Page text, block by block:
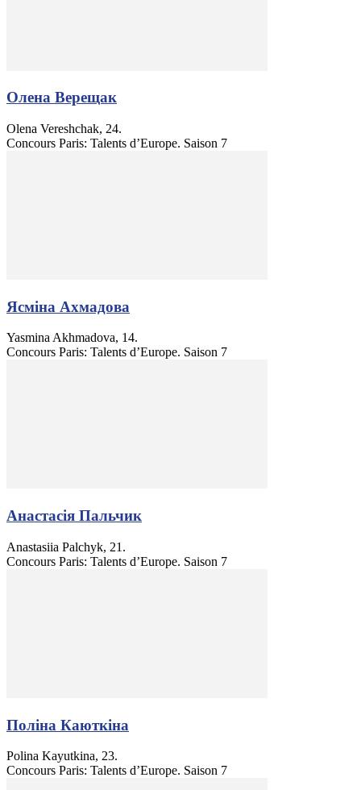
Олена Верещак
Olena Vereshchak, 24.
Concours Paris: Talents d’Europe. Saison 7
Ясміна Ахмадова
Yasmina Akhmadova, 14.
Concours Paris: Talents d’Europe. Saison 7
Анастасія Пальчик
Anastasiia Palchyk, 21.
Concours Paris: Talents d’Europe. Saison 7
Поліна Каюткіна
Polina Kayutkina, 23.
Concours Paris: Talents d’Europe. Saison 7